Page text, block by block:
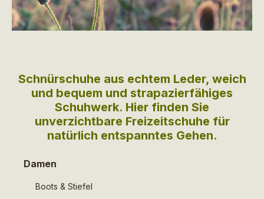
Schnürschuhe aus echtem Leder, weich
und bequem und strapazierfähiges
Schuhwerk. Hier finden Sie
unverzichtbare Freizeitschuhe für
natürlich entspanntes Gehen.
Damen
Boots & Stiefel